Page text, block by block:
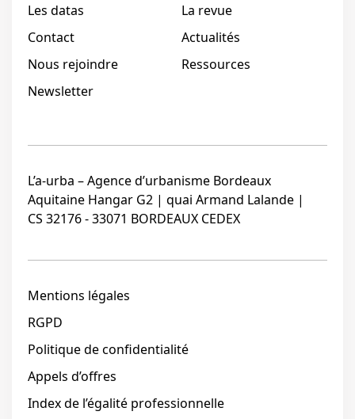
Les datas
La revue
Contact
Actualités
Nous rejoindre
Ressources
Newsletter
L’a-urba – Agence d’urbanisme Bordeaux
Aquitaine Hangar G2 | quai Armand Lalande |
CS 32176 - 33071 BORDEAUX CEDEX
Mentions légales
RGPD
Politique de confidentialité
Appels d’offres
Index de l’égalité professionnelle